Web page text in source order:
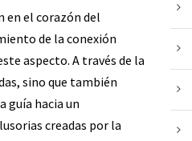
en el corazón del
de la conexión
aspecto. A través de la
sino que también
guía hacia un
creadas por la